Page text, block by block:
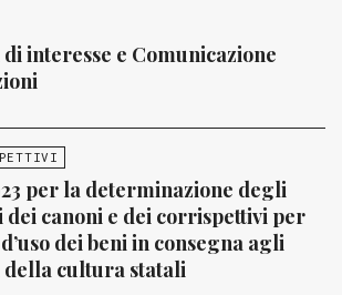
interesse e Comunicazione
per la determinazione degli
canoni e dei corrispettivi per
dei beni in consegna agli
cultura statali